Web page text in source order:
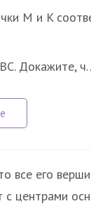
M и K
Докажите,
все его
с центрами